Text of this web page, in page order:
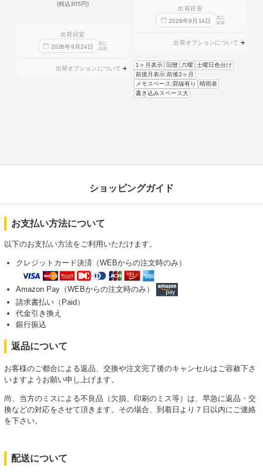
(税込305円)
出荷目安
2026年9 月24日
迄に
出荷
出荷オプションについて
出荷目安
2026年9 月 14日
迄に
出荷
出荷オプションについて
1ヶ月表示 旧暦 六曜
土曜日色分け
前後月表示:前後2ヶ月
メモスペース:罫線有り
晴雨表
書き込みスペース大
ショッピングガイド
お支払い方法について
以下のお支払い方法をご利用いただけます。
クレジットカード決済（WEBからの注文時のみ）
Amazon Pay（WEBからの注文時のみ）
請求書払い（Paid）
代金引き換え
銀行振込
返品について
お客様のご都合による返品、交換や注文完了後のキャンセルはご容赦下さ
いますようお願い申し上げます。
尚、当方のミスによる不良品（欠損、印刷のミス等）は、早急に返品・交
換などの対応をさせて頂きます。その場合、到着日より７日以内にご連絡
を下さい。
配送について